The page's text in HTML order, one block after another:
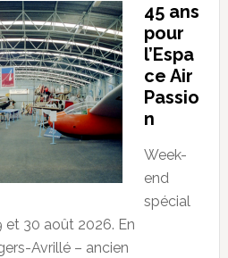
45 ans
pour
l’Espa
ce Air
Passio
n
Week-
end
spécial
et 30 août 2026. En
Avrillé – ancien